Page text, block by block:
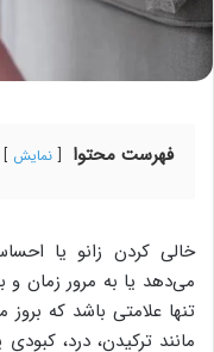
فهرست محتوا نمایش
خالی کردن زانو یا
می‌دهد یا به مرور زمان و
تنها علامتی باشد که بروز
مانند ‌ترکیدن، درد، کبودی